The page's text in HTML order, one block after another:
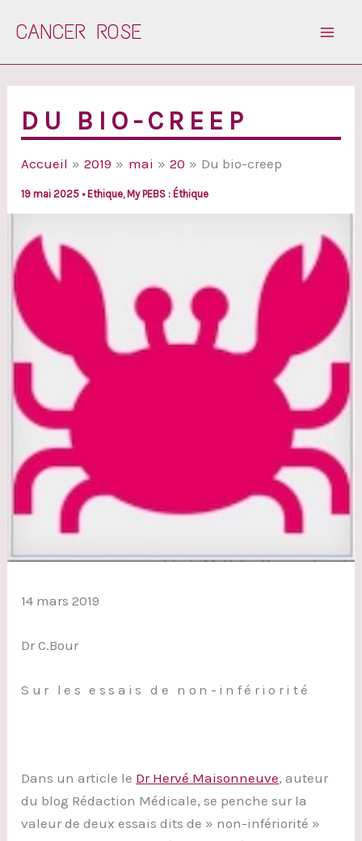
CANCER ROSE
DU BIO-CREEP
Accueil 2019 mai 20 Du bio-creep
19 mai 2025 • Ethique, My PEBS : Éthique
14 mars 2019
Dr C.Bour
Sur les essais de non-infériorité
Dans un article le Dr Hervé Maisonneuve, auteur
du blog Rédaction Médicale, se penche sur la
valeur de deux essais dits de » non-infériorité »